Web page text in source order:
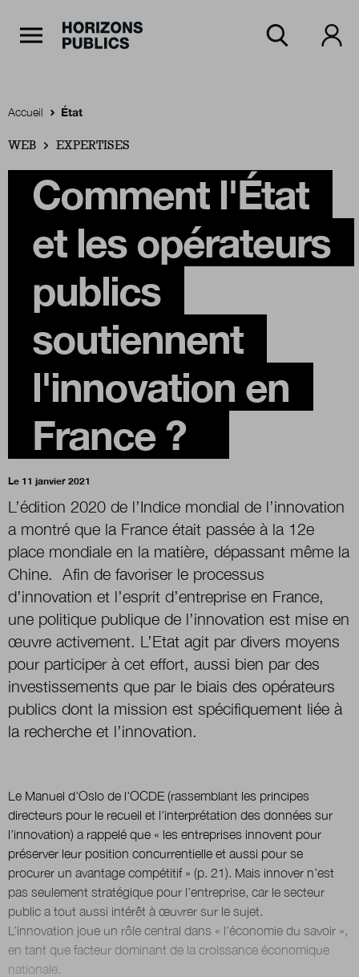
Accueil
Rubriques
Thèmes
Numéros
Boutique
Qui sommes-nous ?
Nous contacter
Newsletter
Renseignez votre email afin de suivre l'actualité
de la transformation publique.
Accueil État
WEB EXPERTISES
Comment l'État
et les opérateurs
publics
soutiennent
l'innovation en
France ?
Le 11 janvier 2021
L’édition 2020 de l’Indice mondial de l’innovation
a montré que la France était passée à la 12e
place mondiale en la matière, dépassant même la
Chine. Afin de favoriser le processus
d’innovation et l’esprit d’entreprise en France,
une politique publique de l’innovation est mise en
œuvre activement. L’Etat agit par divers moyens
pour participer à cet effort, aussi bien par des
investissements que par le biais des opérateurs
publics dont la mission est spécifiquement liée à
la recherche et l’innovation.
Le Manuel d'Oslo de l'OCDE (rassemblant les principes
directeurs pour le recueil et l'interprétation des données sur
l'innovation) a rappelé que « les entreprises innovent pour
préserver leur position concurrentielle et aussi pour se
procurer un avantage compétitif » (p. 21). Mais innover n’est
pas seulement stratégique pour l’entreprise, car le secteur
public a tout aussi intérêt à œuvrer sur le sujet.
L’innovation joue un rôle central dans « l’économie du savoir »,
en tant que facteur dominant de la croissance économique
nationale.